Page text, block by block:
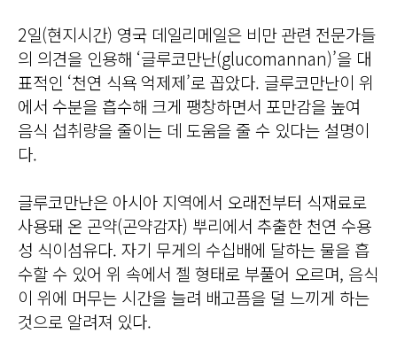
2일(현지시간) 영국 데일리메일은 비만 관련 전문가들
의 의견을 인용해 ‘글루코만난(glucomannan)’을 대
표적인 ‘천연 식욕 억제제’로 꼽았다. 글루코만난이 위
에서 수분을 흡수해 크게 팽창하면서 포만감을 높여
음식 섭취량을 줄이는 데 도움을 줄 수 있다는 설명이
다.
글루코만난은 아시아 지역에서 오래전부터 식재료로
사용돼 온 곤약(곤약감자) 뿌리에서 추출한 천연 수용
성 식이섬유다. 자기 무게의 수십배에 달하는 물을 흡
수할 수 있어 위 속에서 젤 형태로 부풀어 오르며, 음식
이 위에 머무는 시간을 늘려 배고픔을 덜 느끼게 하는
것으로 알려져 있다.